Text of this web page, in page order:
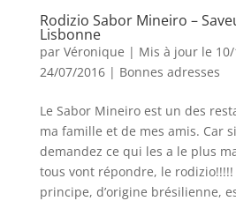
Rodizio Sabor Mineiro –
Lisbonne
par Véronique | Mis à jour le
24/07/2016| Bonnes adresses
Le Sabor Mineiro est un des
ma famille et de mes amis. Car
demandez ce qui les a le plus
tous vont répondre, le rodizio!!!!!
principe, d’origine brésilienne,